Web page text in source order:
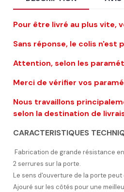
Pour être livré au plus vite,
Sans réponse, le colis n'est
Attention, selon les
Merci de vérifier vos
Nous travaillons
selon la destination de
CARACTERISTIQUES
Fabrication de grande résistance
2 serrures sur la porte.
Le sens d'ouverture de la porte peut
Ajouré sur les côtés pour une